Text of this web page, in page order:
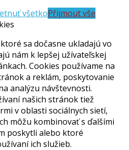
všetkoPřijmout vše
sa dočasne ukladajú vo
nám k lepšej užívateľskej
Cookies používame na
a reklám, poskytovanie
analýzu návštevnosti.
našich stránok tiež
v oblasti sociálnych sietí,
môžu kombinovať s ďalšími
poskytli alebo ktoré
ich služieb.